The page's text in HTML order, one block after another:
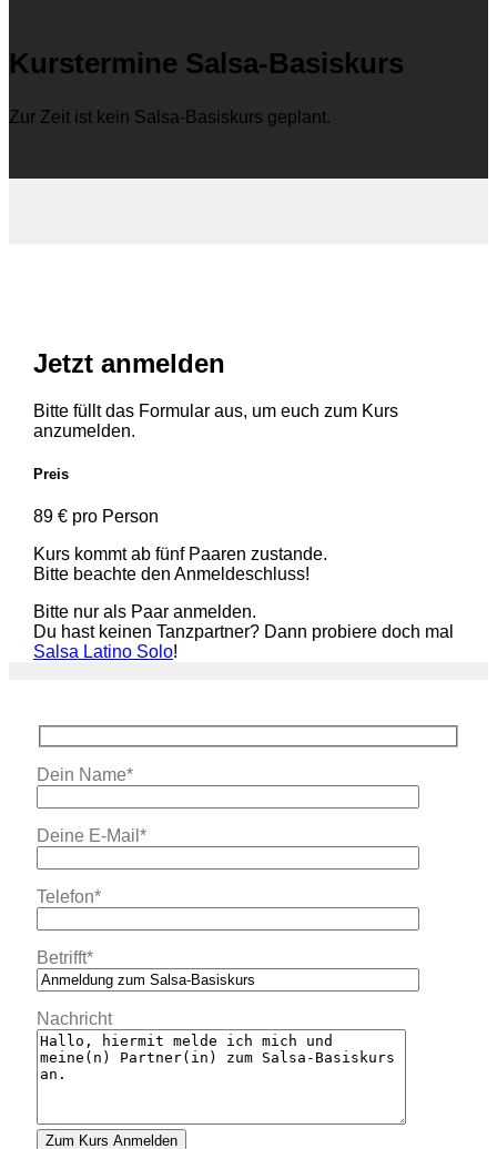
Kurstermine Salsa-Basiskurs
Zur Zeit ist kein Salsa-Basiskurs geplant.
Jetzt anmelden
Bitte füllt das Formular aus, um euch zum Kurs
anzumelden.
Preis
89 € pro Person
Kurs kommt ab fünf Paaren zustande.
Bitte beachte den Anmeldeschluss!
Bitte nur als Paar anmelden.
Du hast keinen Tanzpartner? Dann probiere doch mal
Salsa Latino Solo!
Dein Name*
Deine E-Mail*
Telefon*
Betrifft*
Nachricht